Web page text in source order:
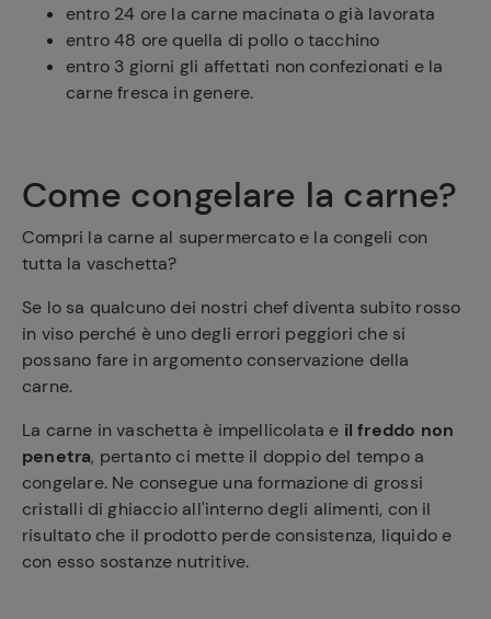
entro 24 ore la carne macinata o già lavorata
entro 48 ore quella di pollo o tacchino
entro 3 giorni gli affettati non confezionati e la
carne fresca in genere.
Come congelare la carne?
Compri la carne al supermercato e la congeli con
tutta la vaschetta?
Se lo sa qualcuno dei nostri chef diventa subito rosso
in viso perché è uno degli errori peggiori che si
possano fare in argomento conservazione della
carne.
La carne in vaschetta è impellicolata e il freddo non
penetra, pertanto ci mette il doppio del tempo a
congelare. Ne consegue una formazione di grossi
cristalli di ghiaccio all'interno degli alimenti, con il
risultato che il prodotto perde consistenza, liquido e
con esso sostanze nutritive.